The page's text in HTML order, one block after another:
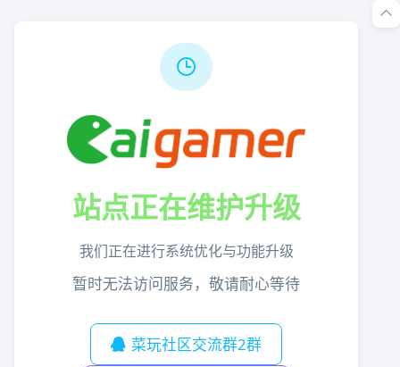
站点正在维护升级
我们正在进行系统优化与功能升级
暂时无法访问服务，敬请耐心等待
菜玩社区交流群2群